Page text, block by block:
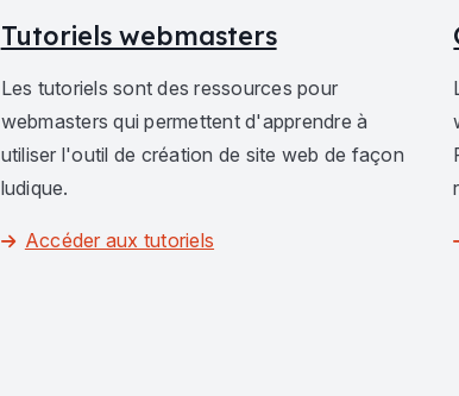
Tutoriels webmasters
Les tutoriels sont des ressources pour
webmasters qui permettent d'apprendre à
utiliser l'outil de création de site web de façon
ludique.
Accéder aux tutoriels